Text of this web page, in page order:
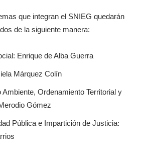
que integran el SNIEG quedarán
de la siguiente manera:
Enrique de Alba Guerra
Márquez Colín
Ordenamiento Territorial y
Gómez
Pública e Impartición de Justicia: